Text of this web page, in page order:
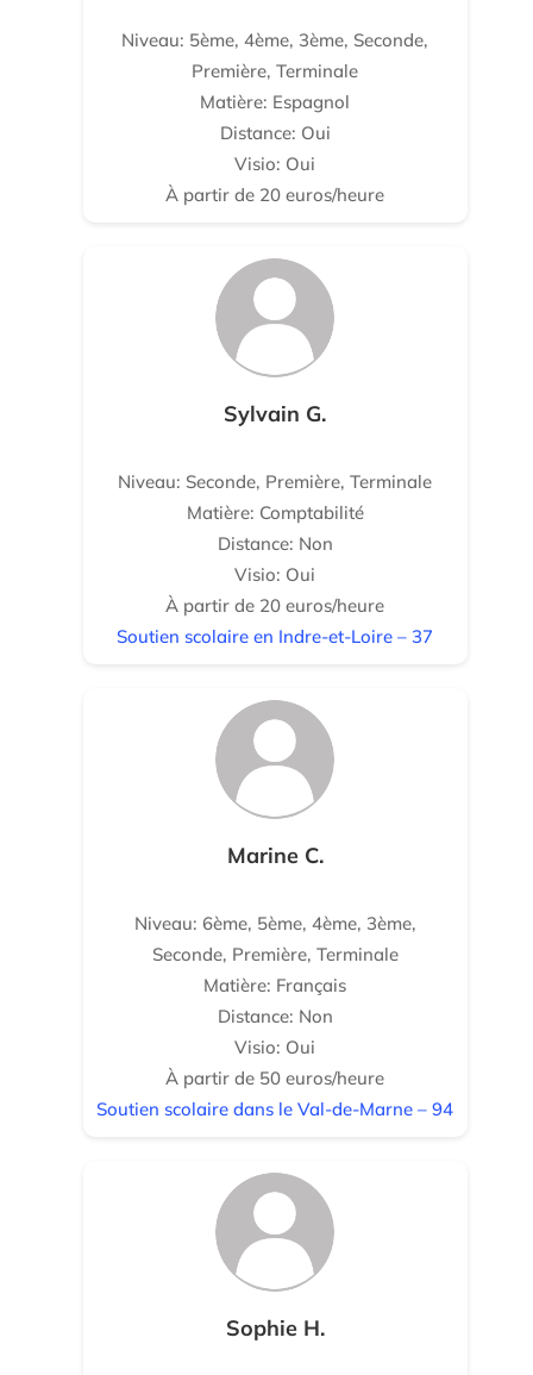
Niveau: 5ème, 4ème, 3ème, Seconde,
Première, Terminale
Matière: Espagnol
Distance: Oui
Visio: Oui
À partir de 20 euros/heure
Sylvain G.
Niveau: Seconde, Première, Terminale
Matière: Comptabilité
Distance: Non
Visio: Oui
À partir de 20 euros/heure
Soutien scolaire en Indre-et-Loire – 37
Marine C.
Niveau: 6ème, 5ème, 4ème, 3ème,
Seconde, Première, Terminale
Matière: Français
Distance: Non
Visio: Oui
À partir de 50 euros/heure
Soutien scolaire dans le Val-de-Marne – 94
Sophie H.